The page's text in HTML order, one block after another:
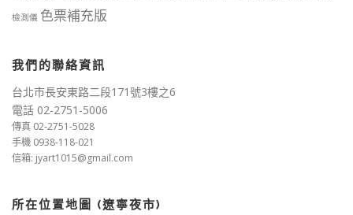
檢測儀 色票補充版
我們的聯絡資訊
台北市長安東路二段171號3樓之6
電話 02-2751-5006
傳真 02-2751-5028
手機 0938-118-021
信箱: jyart1015@gmail.com
所在位置地圖 (遼寧夜市)